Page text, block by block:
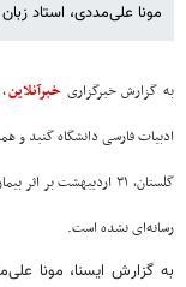
مونا علی‌مددی، استاد زبان و
به گزارش خبرگزاریخبرآنلاین
ادبیات فارسی دانشگاه گنبد و
گلستان، ۳۱ اردیبهشت
رسانه‌ای نشده است.